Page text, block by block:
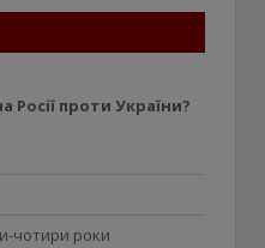
Росії проти України?
чотири роки